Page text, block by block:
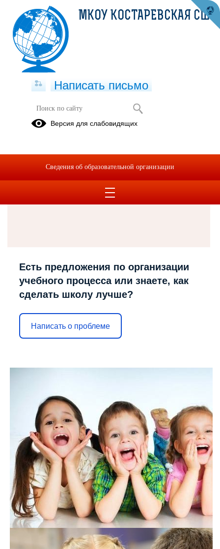
Есть предложения по организации
учебного процесса или знаете, как
сделать школу лучше?
Написать о проблеме
МКОУ КОСТАРЕВСКАЯ СШ
Написать письмо
Версия для слабовидящих
Сведения об образовательной организации